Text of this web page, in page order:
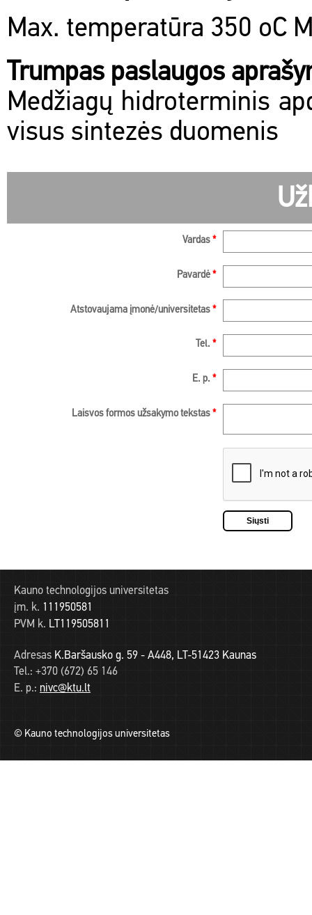
Max. temperatūra 350 oC
Trumpas paslaugos
Medžiagų hidroterminis
visus sintezės duomenis
Vardas *
Pavardė *
Atstovaujama įmonė/universitetas *
Tel. *
E. p. *
Laisvos formos užsakymo tekstas *
Kauno technologijos universitetas
įm. k. 111950581
PVM k. LT119505811
Adresas K.Baršausko g. 59 - A448, LT-51423 Kaunas
Tel.: +370 (672) 65 146
E. p.: nivc@ktu.lt
© Kauno technologijos universitetas